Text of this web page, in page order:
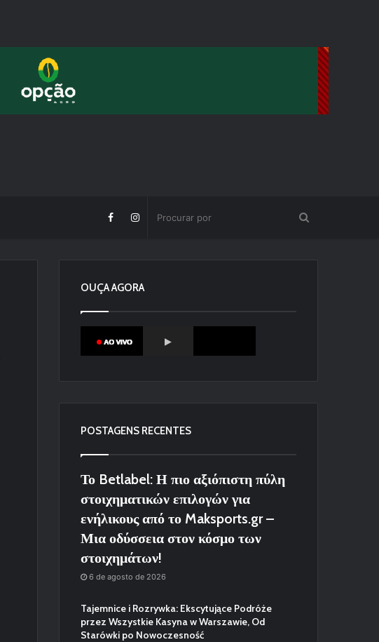
OUÇA AGORA
POSTAGENS RECENTES
Το Betlabel: Η πιο αξιόπιστη πύλη
στοιχηματικών επιλογών για
ενήλικους από το Maksports.gr –
Μια οδύσσεια στον κόσμο των
στοιχημάτων!
6 de agosto de 2026
Tajemnice i Rozrywka: Ekscytujące Podróże
przez Wszystkie Kasyna w Warszawie, Od
Starówki po Nowoczesność